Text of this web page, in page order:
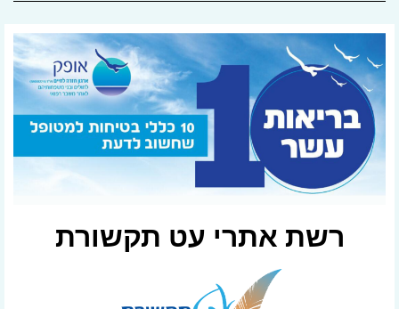
רשת אתרי עט תקשורת